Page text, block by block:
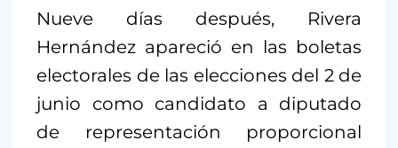
Nueve días después, Rivera
Hernández apareció en las boletas
electorales de las elecciones del 2 de
junio como candidato a diputado
de representación proporcional